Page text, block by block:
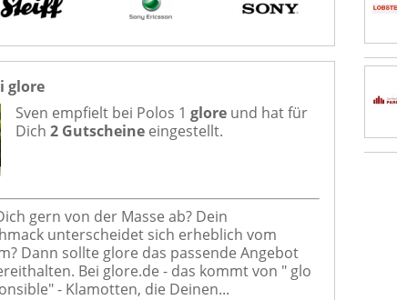
glore
Sven empfielt bei Polos 1 gloreund hat für
Dich 2 Gutscheineeingestellt.
gern von der Masse ab? Dein
unterscheidet sich erheblich vom
Dann sollte glore das passende Angebot
Bei glore.de - das kommt von " glo
- Klamotten, die Deinen...